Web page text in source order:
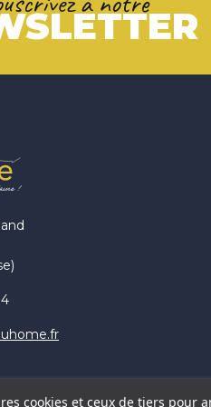
cookies et ceux de tiers pour